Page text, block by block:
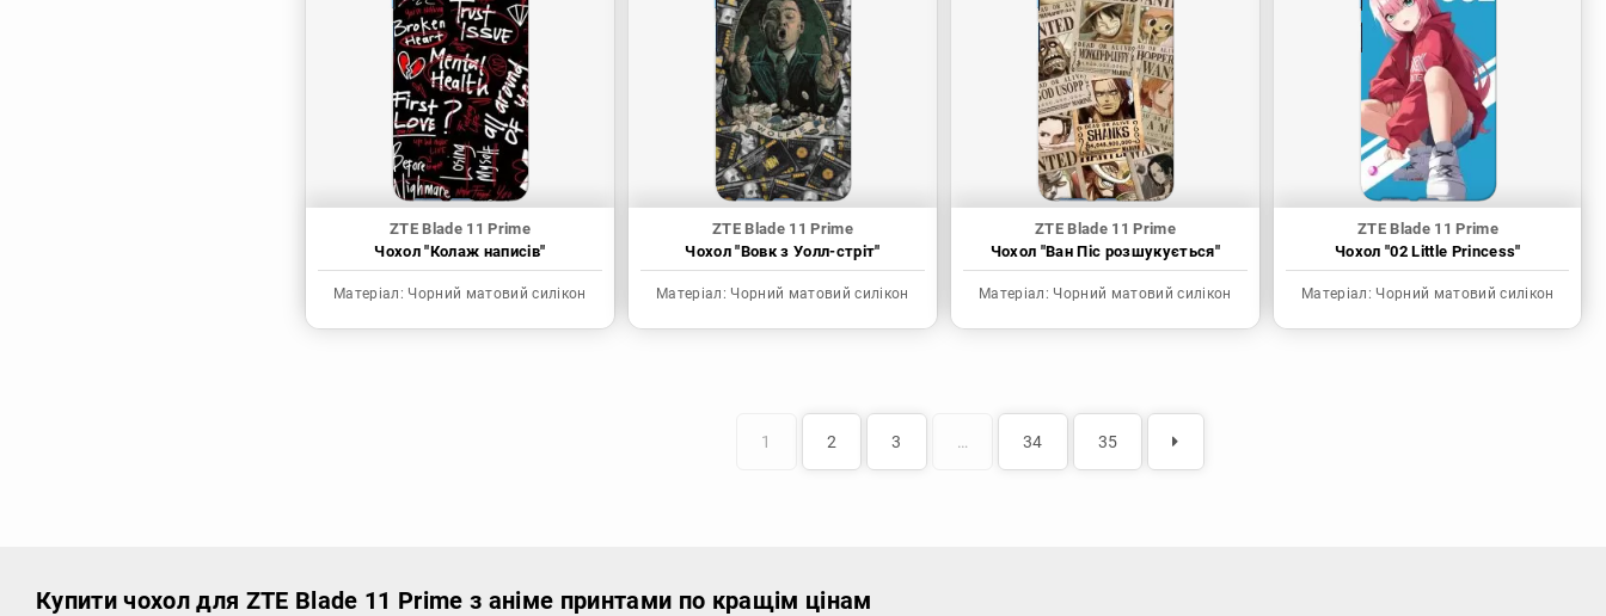
ZTE Blade 11 Prime
Чохол "Колаж написів"
Матеріал: Чорний матовий силікон
ZTE Blade 11 Prime
Чохол "Вовк з Уолл-стріт"
Матеріал: Чорний матовий силікон
ZTE Blade 11 Prime
Чохол "Ван Піс розшукується"
Матеріал: Чорний матовий силікон
ZTE Blade 11 Prime
Чохол "02 Little Princess"
Матеріал: Чорний матовий силікон
1 2 3 … 34 35
Купити чохол для ZTE Blade 11 Prime з аніме принтами по кращім цінам